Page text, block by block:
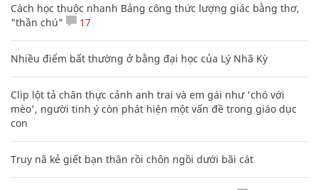
Cách học thuộc nhanh Bảng công thức lượng giác bằng thơ,
"thần chú"
17
Nhiều điểm bất thường ở bằng đại học của Lý Nhã Kỳ
Clip lột tả chân thực cảnh anh trai và em gái như 'chó với
mèo', người tinh ý còn phát hiện một vấn đề trong giáo dục
con
Truy nã kẻ giết bạn thân rồi chôn ngồi dưới bãi cát